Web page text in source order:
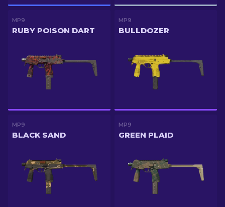
MP9
RUBY POISON DART
MP9
BULLDOZER
MP9
BLACK SAND
MP9
GREEN PLAID